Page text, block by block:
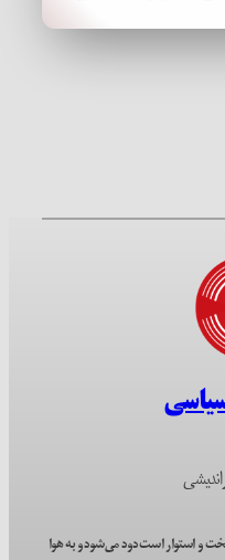
و استوار است دود می‌شود و به هوا